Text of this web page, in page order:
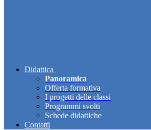
Didattica
Panoramica
Offerta formativa
I progetti delle classi
Programmi svolti
Schede didattiche
Contatti